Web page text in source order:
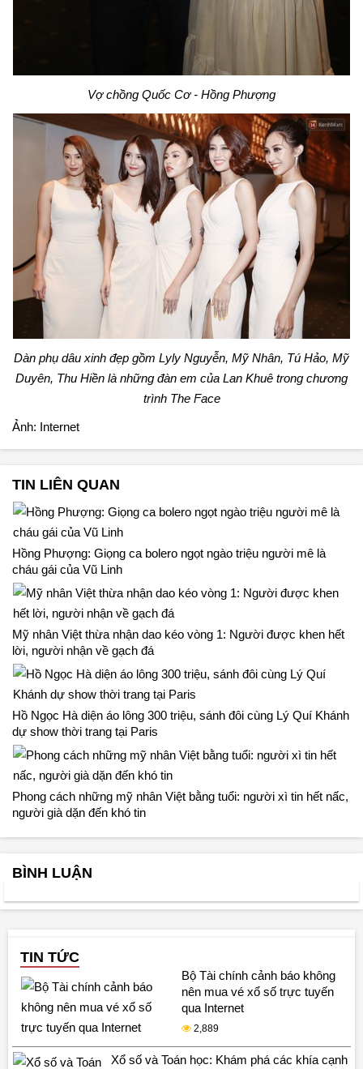
Vợ chồng Quốc Cơ - Hồng Phượng
Dàn phụ dâu xinh đẹp gồm Lyly Nguyễn, Mỹ Nhân, Tú Hảo, Mỹ
Duyên, Thu Hiền là những đàn em của Lan Khuê trong chương
trình The Face
Ảnh: Internet
TIN LIÊN QUAN
Hồng Phượng: Giọng ca bolero ngọt ngào triệu người mê là
cháu gái của Vũ Linh
Mỹ nhân Việt thừa nhận dao kéo vòng 1: Người được khen hết
lời, người nhận về gạch đá
Hồ Ngọc Hà diện áo lông 300 triệu, sánh đôi cùng Lý Quí Khánh
dự show thời trang tại Paris
Phong cách những mỹ nhân Việt bằng tuổi: người xì tin hết nấc,
người già dặn đến khó tin
BÌNH LUẬN
TIN TỨC
Bộ Tài chính cảnh báo không
nên mua vé xổ số trực tuyến
qua Internet
2,889
Xổ số và Toán học: Khám phá các khía cạnh